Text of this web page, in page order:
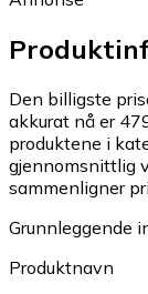
Den billigste
akkurat nå er
produktene i
gjennomsnittlig
sammenligner
Grunnleggende
Produktnavn